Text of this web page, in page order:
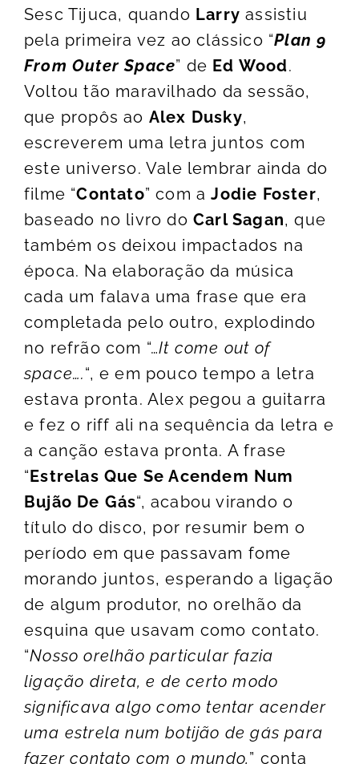
Sesc Tijuca, quando Larry assistiu
pela primeira vez ao clássico “Plan 9
From Outer Space” de Ed Wood.
Voltou tão maravilhado da sessão,
que propôs ao Alex Dusky,
escreverem uma letra juntos com
este universo. Vale lembrar ainda do
filme “Contato” com aJodie Foster,
baseado no livro do Carl Sagan, que
também os deixou impactados na
época. Na elaboração da música
cada um falava uma frase que era
completada pelo outro, explodindo
no refrão com “…It come out of
space….“, e em pouco tempo a letra
estava pronta. Alex pegou a guitarra
e fez o riff ali na sequência da letra e
a canção estava pronta. A frase
“Estrelas Que Se Acendem Num
Bujão De Gás“, acabou virando o
título do disco, por resumir bem o
período em que passavam fome
morando juntos, esperando a ligação
de algum produtor, no orelhão da
esquina que usavam como contato.
“Nosso orelhão particular fazia
ligação direta, e de certo modo
significava algo como tentar acender
uma estrela num botijão de gás para
fazer contato com o mundo,” conta